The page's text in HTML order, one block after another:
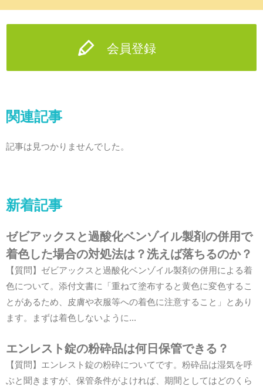
会員登録
関連記事
記事は見つかりませんでした。
新着記事
ゼビアックスと過酸化ベンゾイル製剤の併用で
着色した場合の対処法は？洗えば落ちるのか？
【質問】ゼビアックスと過酸化ベンゾイル製剤の併用による着
色について。添付文書に「重ねて塗布すると黄色に変色するこ
とがあるため、皮膚や衣服等への着色に注意すること」とあり
ます。まずは着色しないように...
エンレスト錠の粉砕品は何日保管できる？
【質問】エンレスト錠の粉砕についてです。粉砕品は湿気を呼
ぶと聞きますが、保管条件がよければ、期間としてはどのくら